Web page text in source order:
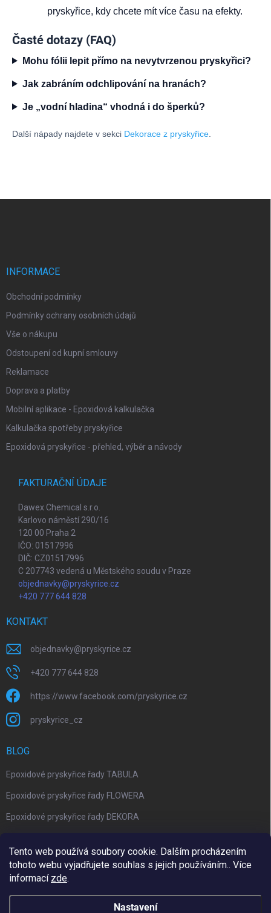
Tento web používá soubory cookie. Dalším procházením
tohoto webu vyjadřujete souhlas s jejich používáním.. Více
informací zde.
Nastavení
pryskyřice, kdy chcete mít více času na efekty.
Časté dotazy (FAQ)
Mohu fólii lepit přímo na nevytvrzenou pryskyřici?
Jak zabráním odchlipování na hranách?
Je „vodní hladina“ vhodná i do šperků?
Další nápady najdete v sekci Dekorace z pryskyřice
INFORMACE
Obchodní podmínky
Podmínky ochrany osobních údajů
Vše o nákupu
Odstoupení od kupní smlouvy
Reklamace
Doprava a platby
Mobilní aplikace - Epoxidová kalkulačka
Kalkulačka spotřeby pryskyřice
Epoxidová pryskyřice - přehled, výběr a návody
FAKTURAČNÍ ÚDAJE
Dawex Chemical s.r.o.
Karlovo náměstí 290/16
120 00 Praha 2
IČO: 01517996
DIČ: CZ01517996
C 207743 vedená u Městského soudu v Praze
objednavky@pryskyrice.cz
+420 777 644 828
KONTAKT
objednavky@pryskyrice.cz
+420 777 644 828
https://www.facebook.com/pryskyrice.cz
pryskyrice_cz
BLOG
Epoxidové pryskyřice řady TABULA
Epoxidové pryskyřice řady FLOWERA
Epoxidové pryskyřice řady DEKORA